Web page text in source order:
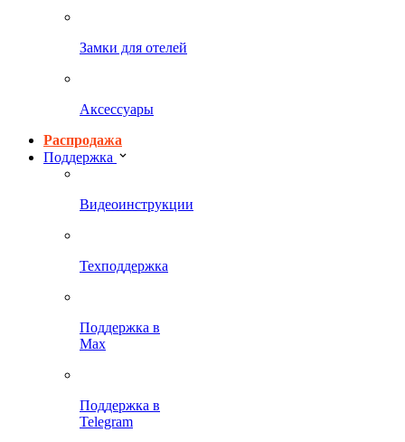
Замки для отелей
Аксессуары
Распродажа
Поддержка
Видеоинструкции
Техподдержка
Поддержка в
Max
Поддержка в
Telegram